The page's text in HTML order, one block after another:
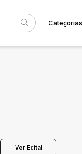
Categorias
Ver Edital